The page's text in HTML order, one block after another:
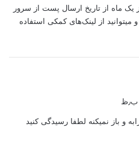
ماه از تاریخ ارسال پست از سرور
از لینک‌های کمکی استفاده
و باز نمیکنه لطفا رسیدگی کنید